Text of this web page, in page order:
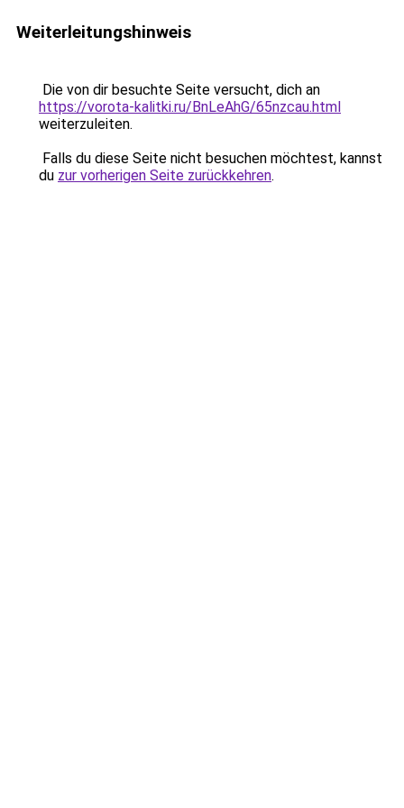
Weiterleitungshinweis
Die von dir besuchte Seite versucht, dich an
https://vorota-kalitki.ru/BnLeAhG/65nzcau.html
weiterzuleiten.
Falls du diese Seite nicht besuchen möchtest, kannst
du zur vorherigen Seite zurückkehren.